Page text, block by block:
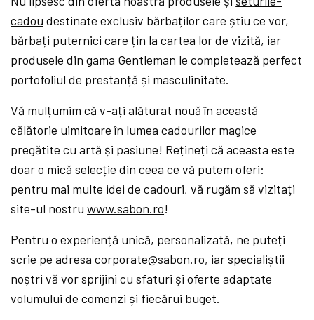
cadou destinate exclusiv bărbaților care știu ce vor,
bărbați puternici care țin la cartea lor de vizită, iar
produsele din gama Gentleman le completează perfect
portofoliul de prestanță și masculinitate.
Vă mulțumim că v-ați alăturat nouă în această
călătorie uimitoare în lumea cadourilor magice
pregătite cu artă și pasiune! Rețineți că aceasta este
doar o mică selecție din ceea ce vă putem oferi:
pentru mai multe idei de cadouri, vă rugăm să vizitați
site-ul nostruwww.sabon.ro!
Pentru o experiență unică, personalizată, ne puteți
scrie pe adresacorporate@sabon.ro, iar specialiștii
noștri vă vor sprijini cu sfaturi și oferte adaptate
volumului de comenzi și fiecărui buget.